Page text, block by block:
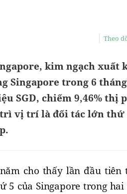
Theo
kim ngạch xuất
Singapore trong 6
SGD, chiếm 9,46% thị
vị trí là đối tác lớn thứ
cho thấy lần đầu tiên
của Singapore trong